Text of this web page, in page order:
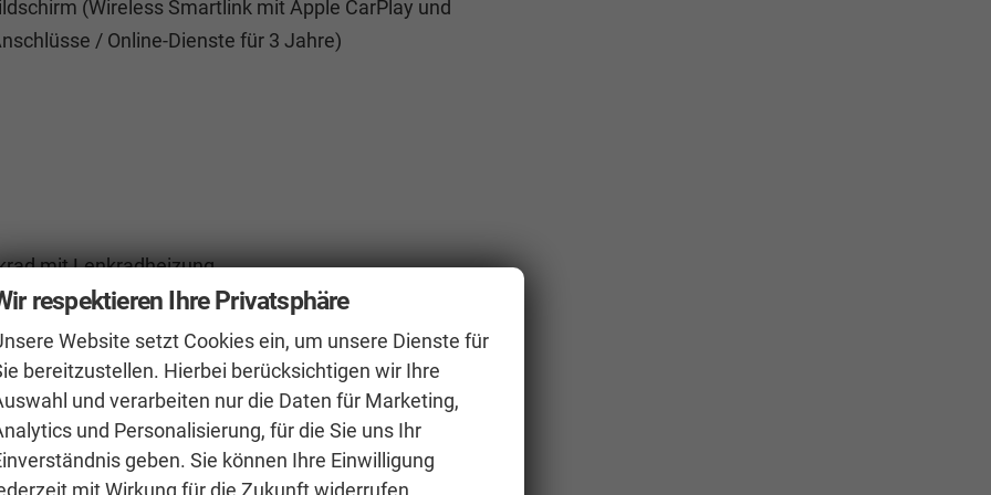
(Wireless Smartlink mit Apple CarPlay und
/ Online-Dienste für 3 Jahre)
mit Lenkradheizung
Außenspiegel mit automatischer
respektieren Ihre Privatsphäre
Website setzt Cookies ein, um unsere Dienste für
bereitzustellen. Hierbei berücksichtigen wir Ihre
und verarbeiten nur die Daten für Marketing,
und Personalisierung, für die Sie uns Ihr
geben. Sie können Ihre Einwilligung
mit Wirkung für die Zukunft widerrufen.